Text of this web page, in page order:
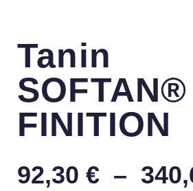
Tanin
SOFTAN®
FINITION
92,30 € –